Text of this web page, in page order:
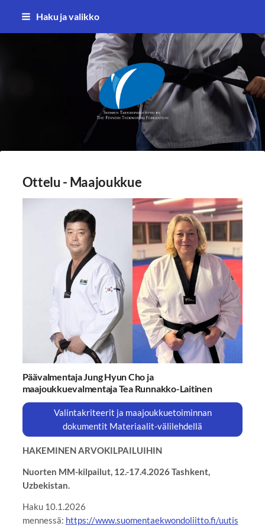
Siirry
Haku ja valikko
Suomen Taekwondoliitto ry
Ottelu - Maajoukkue
Päävalmentaja Jung Hyun Cho ja
maajoukkuevalmentaja Tea Runnakko-Laitinen
Valintakriteerit ja maajoukkuetoiminnan
dokumentit Materiaalit-välilehdellä
HAKEMINEN ARVOKILPAILUIHIN
Nuorten MM-kilpailut, 12.-17.4.2026 Tashkent,
Uzbekistan.
Haku 10.1.2026
mennessä: https://www.suomentaekwondoliitto.fi/uutis